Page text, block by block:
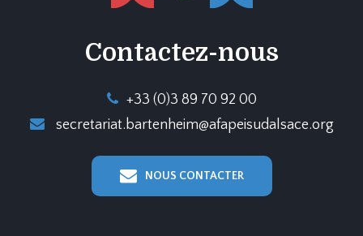
Contactez-nous
+33 (0)3 89 70 92 00
secretariat.bartenheim@afapeisudalsace.org
NOUS CONTACTER